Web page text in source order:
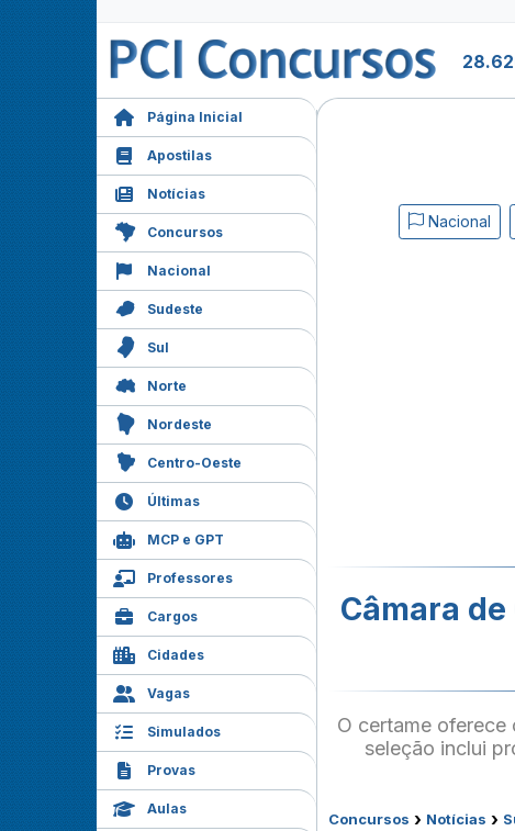
Página Inicial
Apostilas
Notícias
Concursos
Nacional
Sudeste
Sul
Norte
Nordeste
Centro-Oeste
Últimas
MCP e GPT
Professores
Cargos
Cidades
Vagas
Simulados
Provas
Aulas
Nacional
Câmara
O certame oferece
seleção inclui
Concursos › Notícias ›